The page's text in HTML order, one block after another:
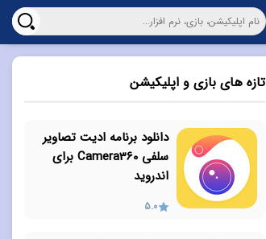
تازه های بازی و اپلیکیشن
دانلود برنامه ادیت تصاویر
سلفی Camera360 برای
اندروید
5.0